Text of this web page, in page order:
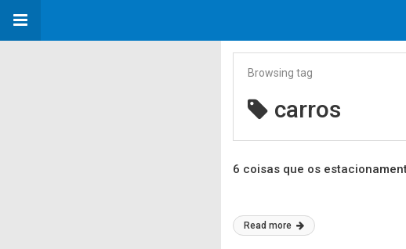
Browsing tag
carros
6 coisas que os
Read more